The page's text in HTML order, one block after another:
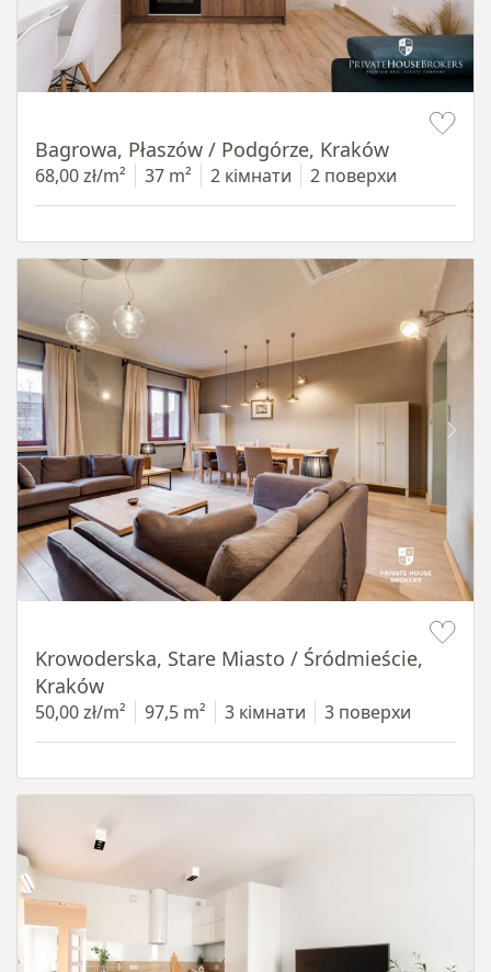
Bagrowa, Płaszów / Podgórze, Kraków
68,00 zł/m² 37 m² 2 кімнати 2 поверхи
Krowoderska, Stare Miasto / Śródmieście,
Kraków
50,00 zł/m² 97,5 m² 3 кімнати 3 поверхи